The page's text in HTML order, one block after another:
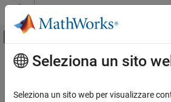
Vai al contenuto
Attiva/disattiva menu
Risorsa
Contenuto principale
Seleziona un sito
Seleziona un sito web per visualizzare